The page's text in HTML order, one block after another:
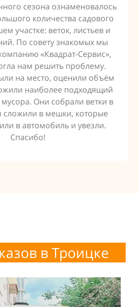
сезона ознаменовалось
количества садового
участке: веток, листьев и
По совету знакомых мы
«Квадрат-Сервис»,
нам решить проблему.
на место, оценили объём
наиболее подходящий
Они собрали ветки в
сложили в мешки, которые
в автомобиль и увезли.
Спасибо!
в Троицке